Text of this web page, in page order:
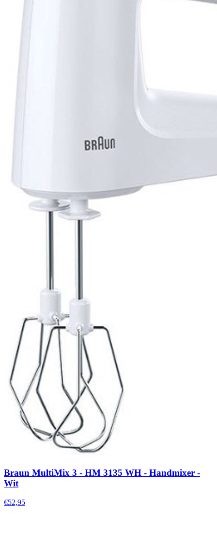
Braun MultiMix 3 - HM 3135 WH - Handmixer -
Wit
€52,95